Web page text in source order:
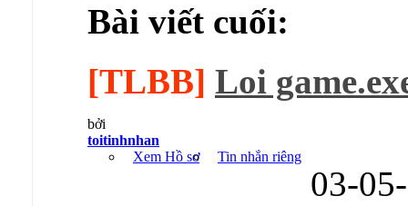
Bài viết cuối:
[TLBB] Loi
bởi
toitinhnhan
Xem Hồ sơ
Tin nhắn riêng
03-